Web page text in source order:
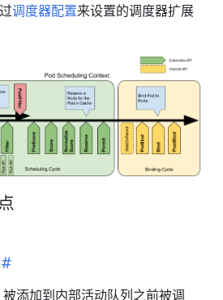
调度器配置来设置的调度器扩展
添加到内部活动队列之前被调